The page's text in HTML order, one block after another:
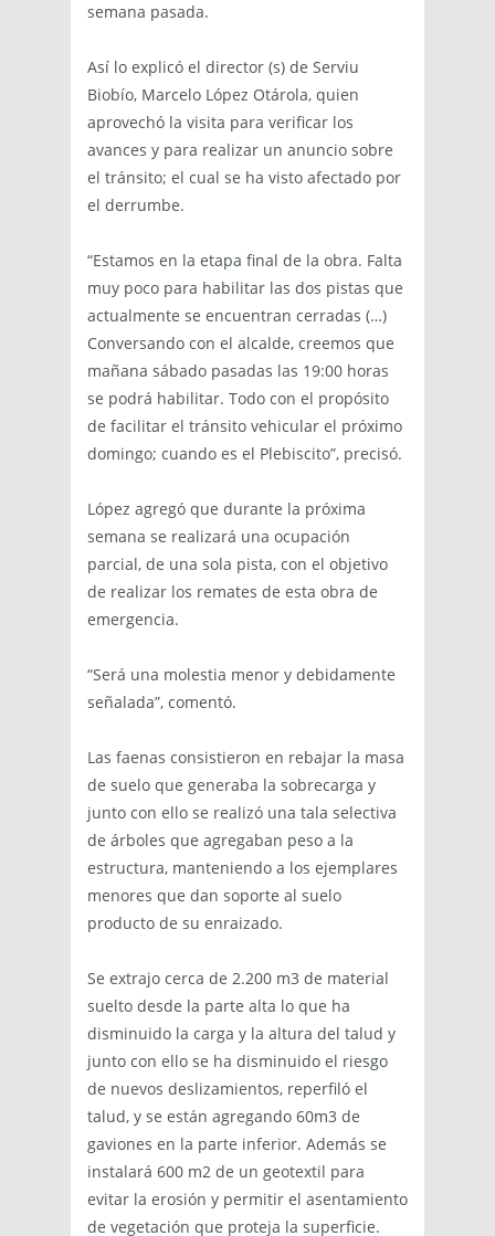
semana pasada.
Así lo explicó el director (s) de Serviu
Biobío, Marcelo López Otárola, quien
aprovechó la visita para verificar los
avances y para realizar un anuncio sobre
el tránsito; el cual se ha visto afectado por
el derrumbe.
“Estamos en la etapa final de la obra. Falta
muy poco para habilitar las dos pistas que
actualmente se encuentran cerradas (…)
Conversando con el alcalde, creemos que
mañana sábado pasadas las 19:00 horas
se podrá habilitar. Todo con el propósito
de facilitar el tránsito vehicular el próximo
domingo; cuando es el Plebiscito”, precisó.
López agregó que durante la próxima
semana se realizará una ocupación
parcial, de una sola pista, con el objetivo
de realizar los remates de esta obra de
emergencia.
“Será una molestia menor y debidamente
señalada”, comentó.
Las faenas consistieron en rebajar la masa
de suelo que generaba la sobrecarga y
junto con ello se realizó una tala selectiva
de árboles que agregaban peso a la
estructura, manteniendo a los ejemplares
menores que dan soporte al suelo
producto de su enraizado.
Se extrajo cerca de 2.200 m3 de material
suelto desde la parte alta lo que ha
disminuido la carga y la altura del talud y
junto con ello se ha disminuido el riesgo
de nuevos deslizamientos, reperfiló el
talud, y se están agregando 60m3 de
gaviones en la parte inferior. Además se
instalará 600 m2 de un geotextil para
evitar la erosión y permitir el asentamiento
de vegetación que proteja la superficie.